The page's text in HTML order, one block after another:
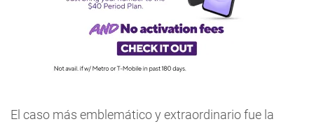
El caso más emblemático y extraordinario fue la